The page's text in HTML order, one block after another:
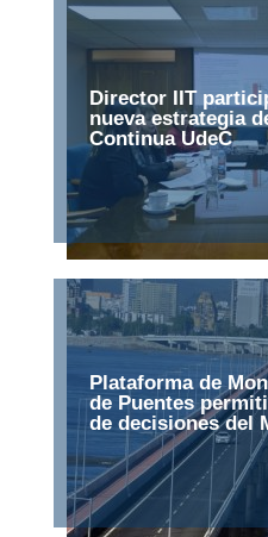
Director IIT
nueva estrategia
Continua UdeC
Plataforma de
de Puentes
de decisiones del